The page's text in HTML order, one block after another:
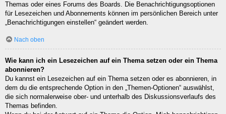
Themas oder eines Forums des Boards. Die Benachrichtigungsoptionen
für Lesezeichen und Abonnements können im persönlichen Bereich unter
„Benachrichtigungen einstellen“ geändert werden.
Nach oben
Wie kann ich ein Lesezeichen auf ein Thema setzen oder ein Thema
abonnieren?
Du kannst ein Lesezeichen auf ein Thema setzen oder es abonnieren, in
dem du die entsprechende Option in den „Themen-Optionen“ auswählst,
die sich normalerweise ober- und unterhalb des Diskussionsverlaufs des
Themas befinden.